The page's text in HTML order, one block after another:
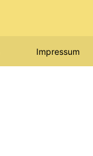
Impressum